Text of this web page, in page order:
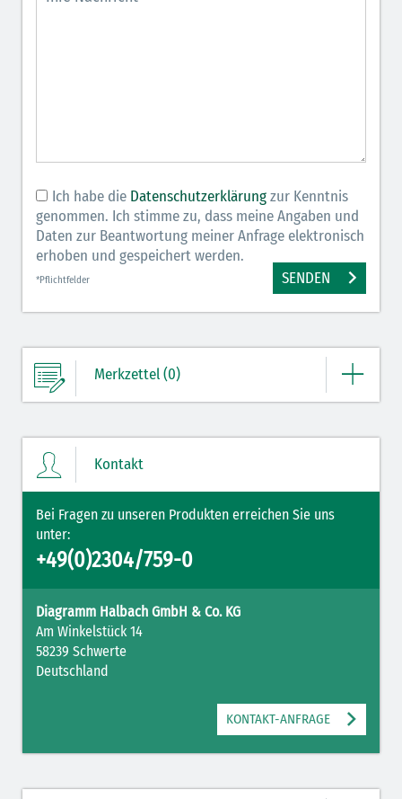
Ich habe die Datenschutzerklärungzur Kenntnis
genommen. Ich stimme zu, dass meine Angaben und
Daten zur Beantwortung meiner Anfrage elektronisch
erhoben und gespeichert werden.
*Pflichtfelder SENDEN
Merkzettel (0)
Kontakt
Bei Fragen zu unseren Produkten erreichen Sie uns
unter:
+49(0)2304/759-0
Diagramm Halbach GmbH & Co. KG
Am Winkelstück 14
58239 Schwerte
Deutschland
KONTAKT-ANFRAGE